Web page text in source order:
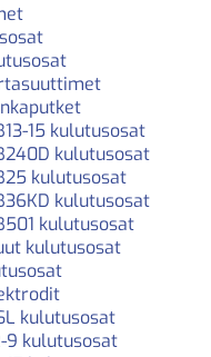
15 kulutusosat
kulutusosat
kulutusosat
kulutusosat
kulutusosat
kulutusosat
kulutusosat
9 kulutusosat